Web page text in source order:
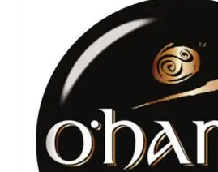
Les conditionnements disponibles